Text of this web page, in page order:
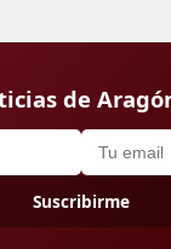
de
Suscribirme